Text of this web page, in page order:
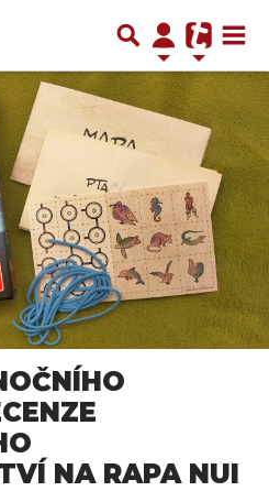
NA RAPA NUI